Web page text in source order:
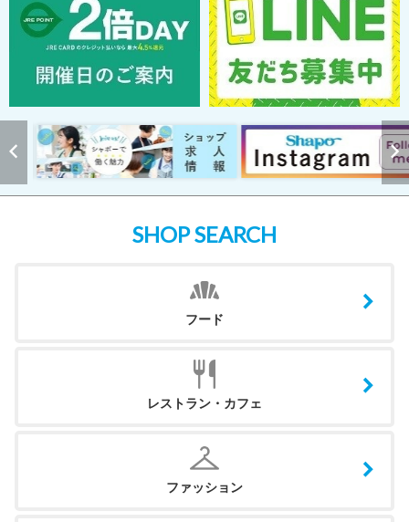
SHOP SEARCH
フード
レストラン・カフェ
ファッション